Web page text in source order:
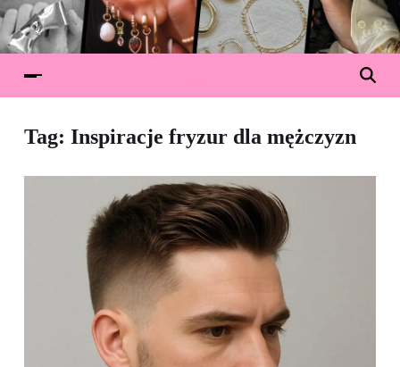
Tag: Inspiracje fryzur dla mężczyzn